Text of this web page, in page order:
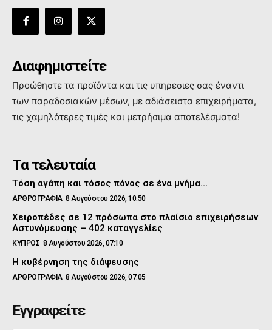
Διαφημιστείτε
Προώθηστε τα προϊόντα και τις υπηρεσιες σας έναντι
των παραδοσιακών μέσων, με αδιάσειστα επιχειρήματα,
τις χαμηλότερες τιμές και μετρήσιμα αποτελέσματα!
Τα τελευταία
Τόση αγάπη και τόσος πόνος σε ένα μνήμα…
ΑΡΘΡΟΓΡΑΦΙΑ 8 Αυγούστου 2026, 10:50
Χειροπέδες σε 12 πρόσωπα στο πλαίσιο επιχειρήσεων
Αστυνόμευσης – 402 καταγγελίες
ΚΥΠΡΟΣ 8 Αυγούστου 2026, 07:10
Η κυβέρνηση της διάψευσης
ΑΡΘΡΟΓΡΑΦΙΑ 8 Αυγούστου 2026, 07:05
Εγγραφείτε